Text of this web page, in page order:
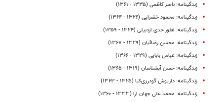
زندگینامه: ناصر کاظمی (۱۳۳۵ - ۱۳۶۱)
زندگینامه: محمود خضرایی (۱۳۲۶ - ۱۳۶۴)
زندگینامه: غفور جدی اردبیلی (۱۳۲۴ - ۱۳۵۹)
زندگینامه: محسن رضائیان (۱۳۲۹ - ۱۳۶۷)
زندگینامه: عباس بابایی (۱۳۲۹ - ۱۳۶۶)
زندگینامه: حسن آبشناسان (۱۳۱۹ - ۱۳۶۵)
زندگینامه: داریوش گودرزی‌‏کیا (۱۳۲۵ - ۱۳۶۳)
زندگینامه: محمد علی جهان آرا (۱۳۳۳ - ۱۳۶۰)